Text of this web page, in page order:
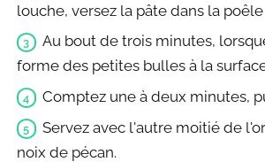
louche, versez la pâte dans la
Au bout de trois minutes,
forme des petites bulles à la
Comptez une à deux minutes,
Servez avec l'autre moitié de
noix de pécan.